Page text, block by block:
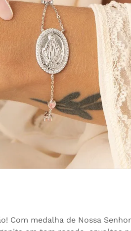
Com medalha de Nossa